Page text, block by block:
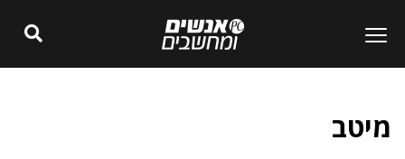
מיטב